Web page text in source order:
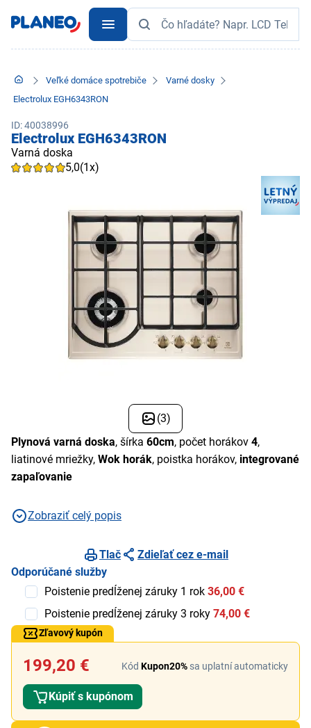
Veľké domáce spotrebiče
Varné dosky
Electrolux EGH6343RON
ID: 40038996
Electrolux EGH6343RON
Varná doska
5,0(1x)
(3)
Plynová varná doska, šírka 60cm, počet horákov 4,
liatinové mriežky, Wok horák, poistka horákov, integrované
zapaľovanie
Zobraziť celý popis
Tlač
Zdieľať cez e-mail
Odporúčané služby
Poistenie predĺženej záruky 1 rok 36,00 €
Poistenie predĺženej záruky 3 roky 74,00 €
Zľavový kupón
199,20 € Kód Kupon20% sa uplatní automaticky
Kúpiť s kupónom